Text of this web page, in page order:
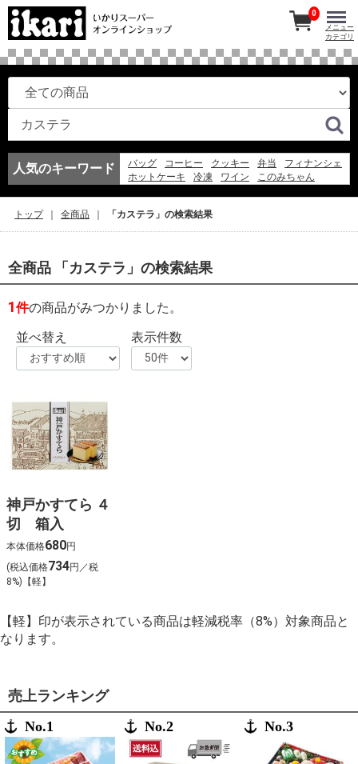
人気のキーワード バッグ コーヒー クッキー 弁当
フィナンシェ
ホットケーキ
冷凍 ワイン
このみちゃん
そうめん
フルーツ
0
メニュー
カテゴリ
トップ 全商品 「カステラ」の検索結果
全商品 「カステラ」の検索結果
1件の商品がみつかりました。
並べ替え
表示件数
神戸かすてら ４
切 箱入
本体価格680円
(税込価格734円／税
8%)【軽】
【軽】印が表示されている商品は軽減税率（8%）対象商品と
なります。
売上ランキング
No.1 No.2 No.3